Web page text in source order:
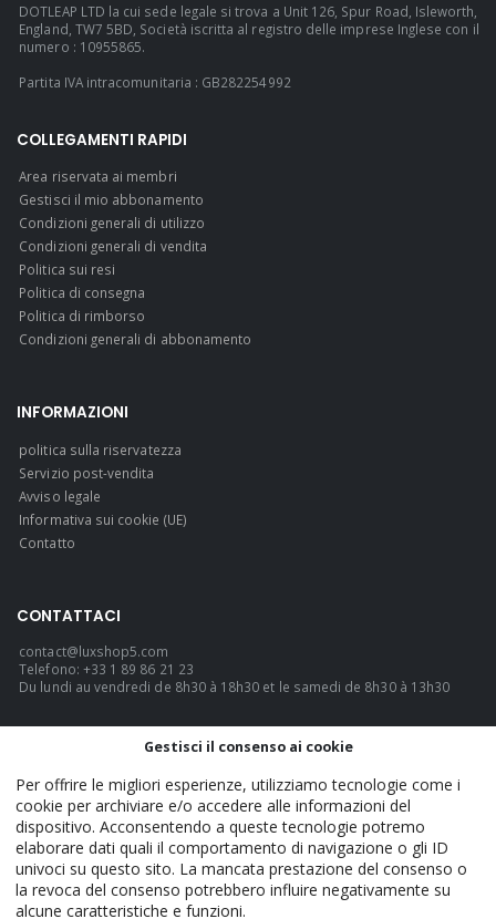
DOTLEAP LTD la cui sede legale si trova a Unit 126, Spur Road, Isleworth,
England, TW7 5BD, Società iscritta al registro delle imprese Inglese con il
numero : 10955865.
Partita IVA intracomunitaria : GB282254992
COLLEGAMENTI RAPIDI
Area riservata ai membri
Gestisci il mio abbonamento
Condizioni generali di utilizzo
Condizioni generali di vendita
Politica sui resi
Politica di consegna
Politica di rimborso
Condizioni generali di abbonamento
INFORMAZIONI
politica sulla riservatezza
Servizio post-vendita
Avviso legale
Informativa sui cookie (UE)
Contatto
CONTATTACI
contact@luxshop5.com
Telefono: +33 1 89 86 21 23
Du lundi au vendredi de 8h30 à 18h30 et le samedi de 8h30 à 13h30
LuxShop5 - Official. © 2026. TUTTI I DIRITTI RISERVATI.
Gestisci il consenso ai cookie
Per offrire le migliori esperienze, utilizziamo tecnologie come i
cookie per archiviare e/o accedere alle informazioni del
dispositivo. Acconsentendo a queste tecnologie potremo
elaborare dati quali il comportamento di navigazione o gli ID
univoci su questo sito. La mancata prestazione del consenso o
la revoca del consenso potrebbero influire negativamente su
alcune caratteristiche e funzioni.